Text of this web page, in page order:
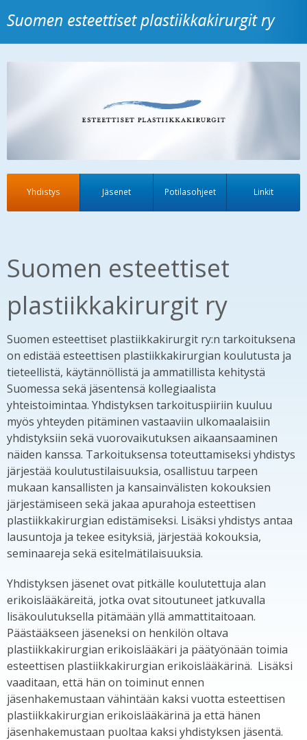
Yhdistys Jäsenet Potilasohjeet Linkit
Suomen esteettiset
plastiikkakirurgit ry
Suomen esteettiset plastiikkakirurgit ry:n tarkoituksena
on edistää esteettisen plastiikkakirurgian koulutusta ja
tieteellistä, käytännöllistä ja ammatillista kehitystä
Suomessa sekä jäsentensä kollegiaalista
yhteistoimintaa. Yhdistyksen tarkoituspiiriin kuuluu
myös yhteyden pitäminen vastaaviin ulkomaalaisiin
yhdistyksiin sekä vuorovaikutuksen aikaansaaminen
näiden kanssa. Tarkoituksensa toteuttamiseksi yhdistys
järjestää koulutustilaisuuksia, osallistuu tarpeen
mukaan kansallisten ja kansainvälisten kokouksien
järjestämiseen sekä jakaa apurahoja esteettisen
plastiikkakirurgian edistämiseksi. Lisäksi yhdistys antaa
lausuntoja ja tekee esityksiä, järjestää kokouksia,
seminaareja sekä esitelmätilaisuuksia.
Yhdistyksen jäsenet ovat pitkälle koulutettuja alan
erikoislääkäreitä, jotka ovat sitoutuneet jatkuvalla
lisäkoulutuksella pitämään yllä ammattitaitoaan.
Päästääkseen jäseneksi on henkilön oltava
plastiikkakirurgian erikoislääkäri ja päätyönään toimia
esteettisen plastiikkakirurgian erikoislääkärinä. Lisäksi
vaaditaan, että hän on toiminut ennen
jäsenhakemustaan vähintään kaksi vuotta esteettisen
plastiikkakirurgian erikoislääkärinä ja että hänen
jäsenhakemustaan puoltaa kaksi yhdistyksen jäsentä.